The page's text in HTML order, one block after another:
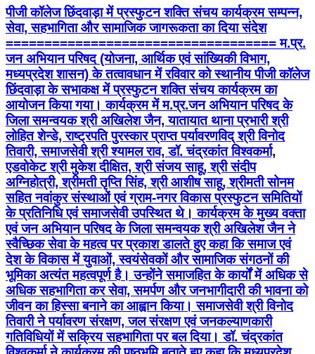
छिंदवाड़ा के सभाकक्ष में प्रस्फुटन शक्ति संचय कार्यक्रम का
आयोजन किया गया। कार्यक्रम में म.प्र.जन अभियान परिषद के
जिला समन्वयक श्री अखिलेश जैन, यातायात थाना प्रभारी श्री
लोहित शेन्डे, राष्ट्रपति पुरस्कार प्राप्त पर्यावरणविद् श्री विनोद
तिवारी, समाजसेवी श्री श्यामल राव, डॉ. चंद्रकांत विश्वकर्मा,
एडवोकेट श्री मुकेश दीक्षित, श्री संजय साहू, श्री संदीप
अग्निहोत्री, श्रीमती तृप्ति सिंह, श्री आशीष साहू, श्रीमती सोनम
सहित नवांकुर संस्थाओं एवं ग्राम-नगर विकास प्रस्फुटन समितियों
के प्रतिनिधि एवं समाजसेवी उपस्थित थे। कार्यक्रम के मुख्य वक्ता
एवं जन अभियान परिषद के जिला समन्वयक श्री अखिलेश जैन ने
स्वैच्छिक सेवा के महत्व पर प्रकाश डालते हुए कहा कि समाज एवं
देश के विकास में युवाओं, स्वयंसेवकों और सामाजिक संगठनों की
भूमिका अत्यंत महत्वपूर्ण है। उन्होंने समाजहित के कार्यों में अधिक से
अधिक सहभागिता कर सेवा, समर्पण और जनभागीदारी की भावना को
जीवन का हिस्सा बनाने का आह्वान किया। समाजसेवी श्री विनोद
तिवारी ने पर्यावरण संरक्षण, जल संरक्षण एवं जनकल्याणकारी
गतिविधियों में सक्रिय सहभागिता पर बल दिया। डॉ. चंद्रकांत
विश्वकर्मा ने कार्यक्रम की पृष्ठभूमि बताते हुए कहा कि मध्यप्रदेश
जन अभियान परिषद के स्थापना दिवस के अवसर पर पूरे प्रदेश में 4
जुलाई से 12 अगस्त 2026 तक स्वैच्छिकता पर्व मनाया जा रहा है,
जिसके अंतर्गत परिषद के नेटवर्क के माध्यम से विभिन्न
जनजागरूकता एवं सेवा गतिविधियों का संचालन किया जा रहा है।
इसी क्रम में यह बैठक एवं प्रशिक्षण आयोजित किया गया। यातायात